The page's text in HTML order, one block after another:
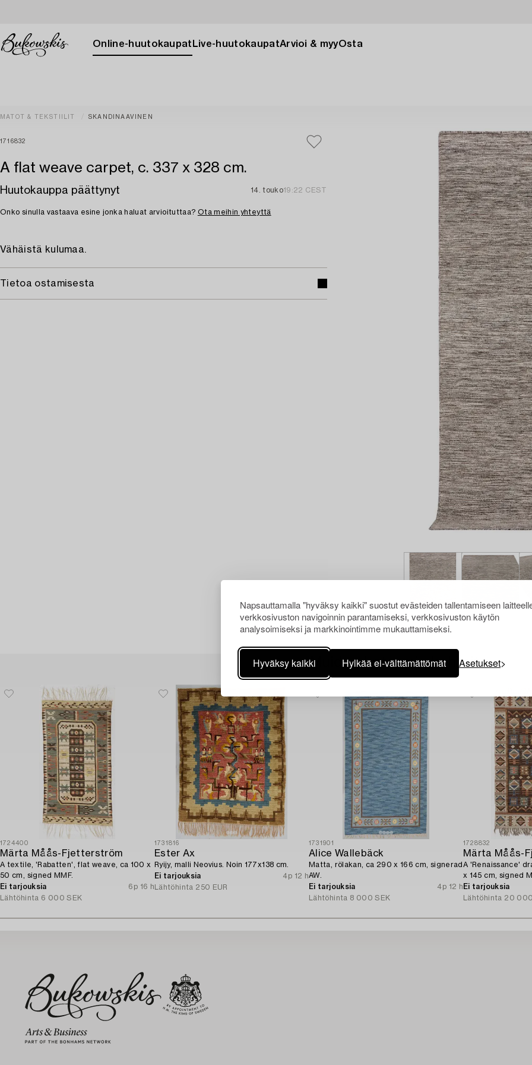
Napsauttamalla "hyväksy kaikki" suostut evästeiden tallentamiseen
verkkosivuston navigoinnin parantamiseksi, verkkosivuston käytön
analysoimiseksi ja markkinointimme mukauttamiseksi.
Hyväksy kaikki Hylkää ei-välttämättömät Asetukset
Online-huutokaupat Live-huutokaupatArvioi & myyOsta
MATOT & TEKSTIILIT SKANDINAAVINEN
1716832
A flat weave carpet, c. 337 x 328 cm.
Huutokauppa päättynyt 14. touko19:22 CEST
Onko sinulla vastaava esine jonka haluat arvioituttaa? Ota meihin yhteyttä
Vähäistä kulumaa.
Tietoa ostamisesta
Muiden katsomia kohteita
1724400
Märta Måås-Fjetterström
A textile, 'Rabatten', flat weave, ca 100 x
50 cm, signed MMF.
Ei tarjouksia
6p 16 h
Lähtöhinta 6 000 SEK
1731816
Ester Ax
Ryijy, malli Neovius. Noin 177x138 cm.
Ei tarjouksia
4p 12 h
Lähtöhinta 250 EUR
1731901
Alice Wallebäck
Matta, rölakan, ca 290 x 166 cm, signerad
AW.
Ei tarjouksia
4p 12 h
Lähtöhinta 8 000 SEK
1728832
Märta Måås-
A 'Renaissance'
x 145 cm, signed
Ei tarjouksia
Lähtöhinta 20